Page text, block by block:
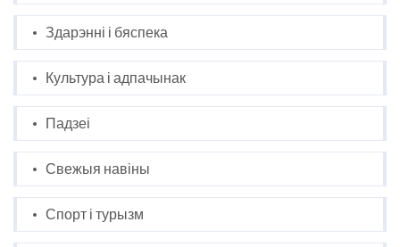
Здарэнні і бяспека
Культура і адпачынак
Падзеі
Свежыя навіны
Спорт і турызм